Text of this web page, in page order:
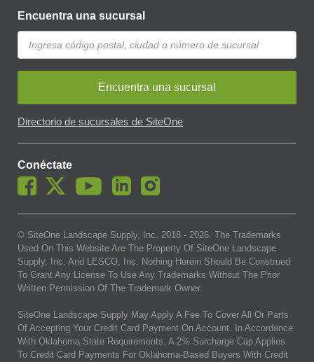
Encuentra una sucursal
Encuentra una sucursal
Directorio de sucursales de SiteOne
Conéctate
© SiteOne Landscape Supply, Inc. 2018 - 2026. The Trademarks
Used On This Website Are The Property Of SiteOne Landscape
Supply, Inc. And LESCO, Inc. Nothing Herein Should Be Construed
To Grant Any License To Use Any Trademarks Without The Prior
Written Permission Of The Trademark Owner.
SiteOne Landscape Supply May Apply A Fee To Cover All Or Parts
Of Accepting Your Credit Card Payment On Account. In Accordance
With Oklahoma State Requirements, A 2% Surcharge Cap Applies
To Credit Card Payments For Oklahoma-Based Buyers With Credit